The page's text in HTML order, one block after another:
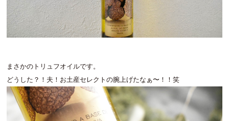
まさかのトリュフオイルです。
どうした？！夫！お土産セレクトの腕上げたなぁ〜！！笑